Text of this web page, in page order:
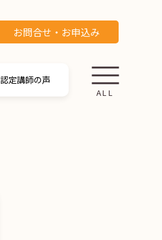
お問合せ・お申込み
認定講師の声
ALL